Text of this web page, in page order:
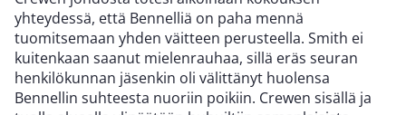
yhteydessä, että Bennelliä on paha mennä
tuomitsemaan yhden väitteen perusteella. Smith ei
kuitenkaan saanut mielenrauhaa, sillä eräs seuran
henkilökunnan jäsenkin oli välittänyt huolensa
Bennellin suhteesta nuoriin poikiin. Crewen sisällä ja